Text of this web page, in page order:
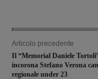
Articolo precedente
Il “Memorial Daniele
incorona Stefano Verona
regionale under 23